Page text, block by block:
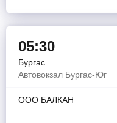
05:30
Бургас
Автовокзал Бургас-Юг
ООО БАЛКАН